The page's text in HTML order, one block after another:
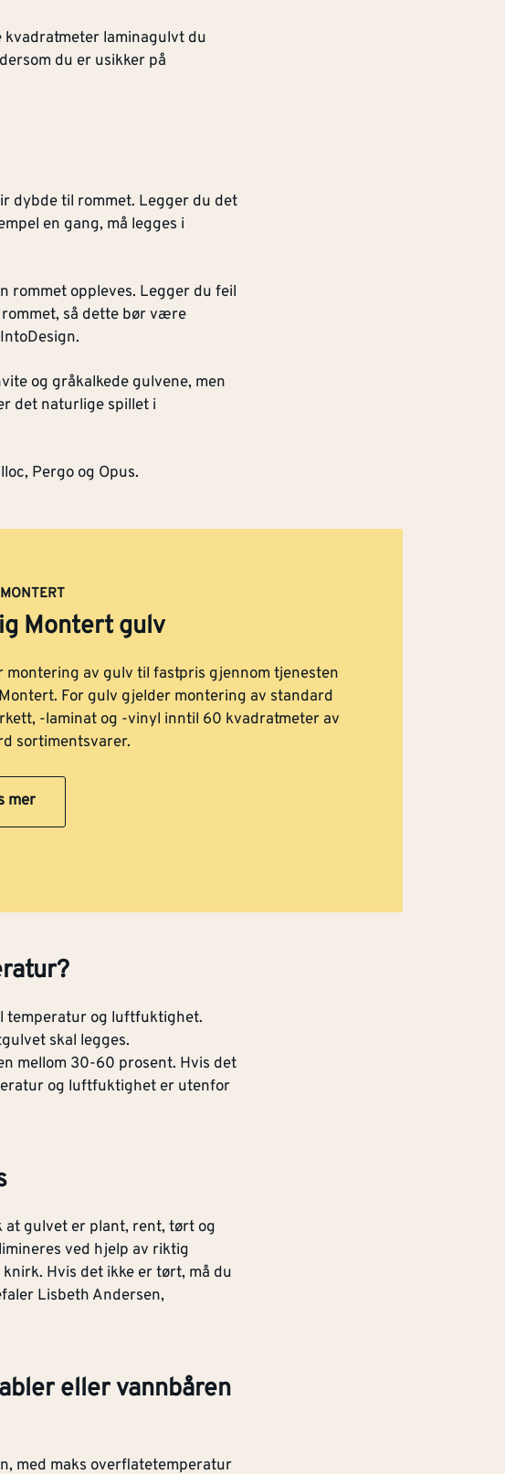
kvadratmeter laminagulvt du
du er usikker på
dybde til rommet. Legger du det
en gang, må legges i
rommet oppleves. Legger du feil
så dette bør være
og gråkalkede gulvene, men
det naturlige spillet i
Pergo og Opus.
Montert gulv
montering av gulv til fastpris gjennom tjenesten
For gulv gjelder montering av standard
-laminat og -vinyl inntil 60 kvadratmeter av
sortimentsvarer.
mer
temperatur og luftfuktighet.
skal legges.
mellom 30-60 prosent. Hvis det
og luftfuktighet er utenfor
at gulvet er plant, rent, tørt og
ved hjelp av riktig
Hvis det ikke er tørt, må du
Lisbeth Andersen,
eller vannbåren
med maks overflatetemperatur